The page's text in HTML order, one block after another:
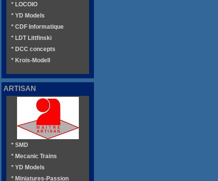
* LOCOIO
* YD Models
* CDF Informatique
* LDT Littfinski
* DCC concepts
* Krois-Modell
ARTISAN
* SMD
* Mecanic Trains
* YD Models
* Miniatures-Passion